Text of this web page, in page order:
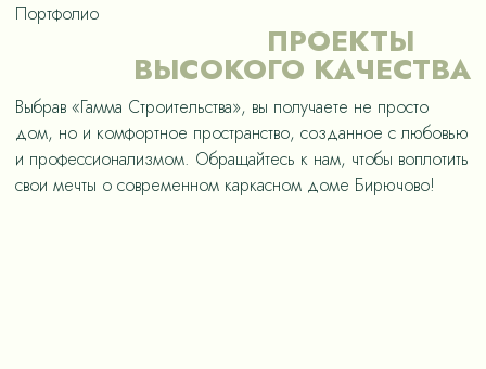
Портфолио
ПРОЕКТЫ
ВЫСОКОГО КАЧЕСТВА
Выбрав «Гамма Строительства», вы получаете не просто
дом, но и комфортное пространство, созданное с любовью
и профессионализмом. Обращайтесь к нам, чтобы воплотить
свои мечты о современном каркасном доме Бирючово!